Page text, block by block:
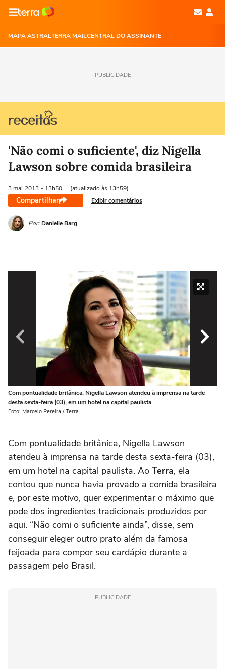
MAPA ASTRALTERRA MAILCENTRAL DO ASSINANTE
PUBLICIDADE
'Não comi o suficiente', diz Nigella
Lawson sobre comida brasileira
3 mai 2013 - 13h50 (atualizado às 13h59)
Compartilhar Exibir comentários
Por: Danielle Barg
Com pontualidade britânica, Nigella Lawson atendeu à imprensa na tarde
desta sexta-feira (03), em um hotel na capital paulista
Foto: Marcelo Pereira / Terra
Com pontualidade britânica, Nigella Lawson
atendeu à imprensa na tarde desta sexta-feira (03),
em um hotel na capital paulista. Ao Terra, ela
contou que nunca havia provado a comida brasileira
e, por este motivo, quer experimentar o máximo que
pode dos ingredientes tradicionais produzidos por
aqui. “Não comi o suficiente ainda”, disse, sem
conseguir eleger outro prato além da famosa
feijoada para compor seu cardápio durante a
passagem pelo Brasil.
PUBLICIDADE